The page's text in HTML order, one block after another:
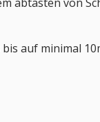
auf minimal